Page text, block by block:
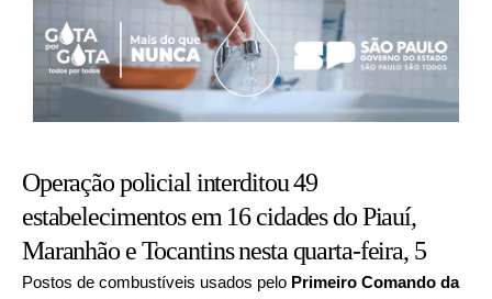
Operação policial interditou 49
estabelecimentos em 16 cidades do Piauí,
Maranhão e Tocantins nesta quarta-feira, 5
Postos de combustíveis usados pelo Primeiro Comando da